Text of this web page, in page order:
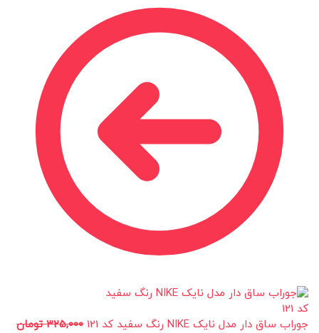
جوراب ساق دار مدل نایک NIKE رنگ سفید کد 121 325,000 تومان